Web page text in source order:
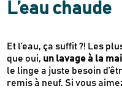
L’eau chaude
Et l’eau, ça suffit ?! Les
que oui, un lavage à la
le linge a juste besoin
remis à neuf. Si vous